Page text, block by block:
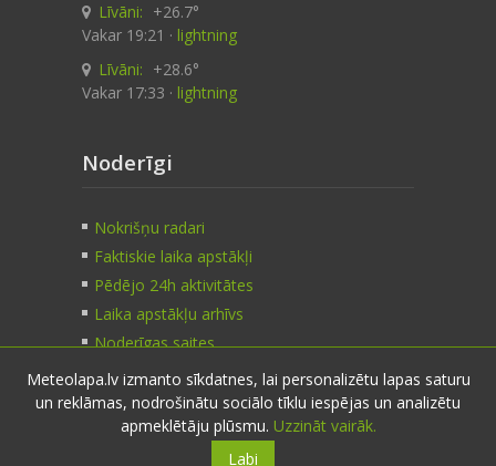
Līvāni: +26.7°
Vakar 19:21 · lightning
Līvāni: +28.6°
Vakar 17:33 · lightning
Noderīgi
Nokrišņu radari
Faktiskie laika apstākļi
Pēdējo 24h aktivitātes
Laika apstākļu arhīvs
Noderīgas saites
Kontakti
Meteolapa.lv izmanto sīkdatnes, lai personalizētu lapas saturu
un reklāmas, nodrošinātu sociālo tīklu iespējas un analizētu
apmeklētāju plūsmu. Uzzināt vairāk.
Labi